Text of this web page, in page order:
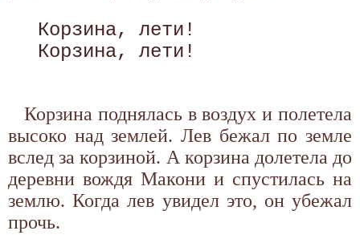
Корзина, лети!
Корзина, лети!
Корзина поднялась в воздух и полетела
высоко над землей. Лев бежал по земле
вслед за корзиной. А корзина долетела до
деревни вождя Макони и спустилась на
землю. Когда лев увидел это, он убежал
прочь.